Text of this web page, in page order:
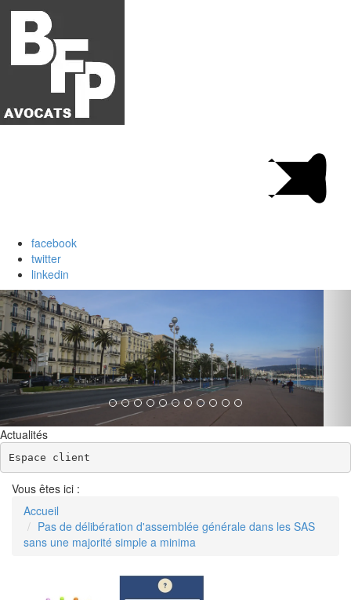
facebook
twitter
linkedin
Actualités
Espace client
Vous êtes ici :
Accueil
Pas de délibération d'assemblée générale dans les SAS
sans une majorité simple a minima